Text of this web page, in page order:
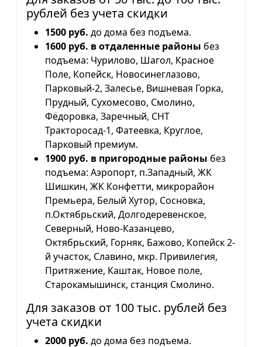
рублей без учета скидки
1500 руб. до дома без подъема.
1600 руб. в отдаленные районы без
подъема: Чурилово, Шагол, Красное
Поле, Копейск, Новосинеглазово,
Парковый-2, Залесье, Вишневая Горка,
Прудный, Сухомесово, Смолино,
Фёдоровка, Заречный, СНТ
Тракторосад-1, Фатеевка, Круглое,
Парковый премиум.
1900 руб. в пригородные районы без
подъема: Аэропорт, п.Западный, ЖК
Шишкин, ЖК Конфетти, микрорайон
Премьера, Белый Хутор, Сосновка,
п.Октябрьский, Долгодеревенское,
Северный, Ново-Казанцево,
Октябрьский, Горняк, Бажово, Копейск 2-
й участок, Славино, мкр. Привилегия,
Притяжение, Каштак, Новое поле,
Старокамышинск, станция Смолино.
Для заказов от 100 тыс. рублей без
учета скидки
2000 руб. до дома без подъема.